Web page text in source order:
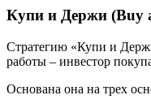
Купи и Держи (Buy
Стратегию «Купи и
работы – инвестор
Основана она на трех